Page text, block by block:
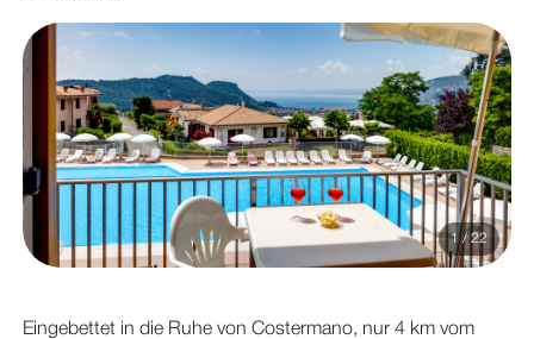
1 / 22
Eingebettet in die Ruhe von Costermano, nur 4 km vom